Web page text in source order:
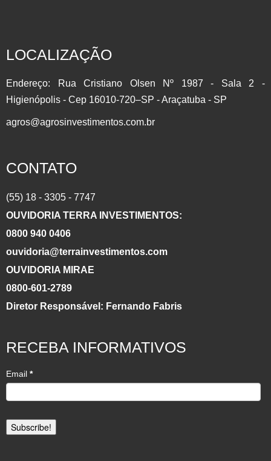
um determinado Ativo em uma Data Futura. Muito utilizado
para se proteger contra as oscilações de preço (HEDGE)
LOCALIZAÇÃO
Endereço: Rua Cristiano Olsen Nº 1987 - Sala 2 -
Higienópolis - Cep 16010-720–SP - Araçatuba - SP
agros@agrosinvestimentos.com.br
CONTATO
(55) 18 - 3305 - 7747
OUVIDORIA TERRA INVESTIMENTOS:
0800 940 0406
ouvidoria@terrainvestimentos.com
OUVIDORIA MIRAE
0800-601-2789
Diretor Responsável: Fernando Fabris
RECEBA INFORMATIVOS
Email *